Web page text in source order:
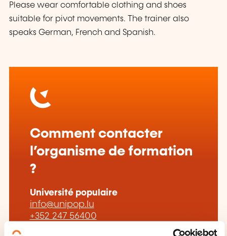
Please wear comfortable clothing and shoes
suitable for pivot movements. The trainer also
speaks German, French and Spanish.
Comment contacter
l’organisme de formation
?
Université populaire
info@unipop.lu
+352 247 56400